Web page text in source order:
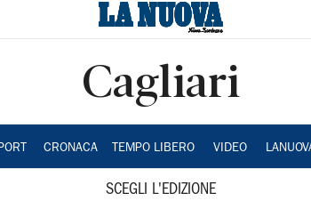
Cagliari
CRONACA TEMPO LIBERO VIDEO
SCEGLI L'EDIZIONE